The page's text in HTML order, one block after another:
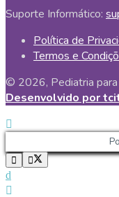
Suporte Informático:
Política de
Termos e
© 2026, Pediatria para
Desenvolvido por